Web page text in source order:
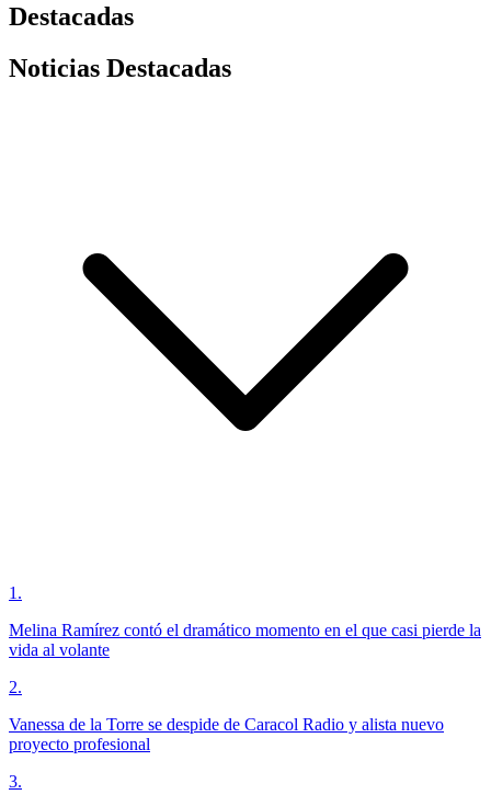
Destacadas
Noticias Destacadas
1 .
Melina Ramírez contó el dramático momento en el que casi pierde la
vida al volante
2.
Vanessa de la Torre se despide de Caracol Radio y alista nuevo
proyecto profesional
3.